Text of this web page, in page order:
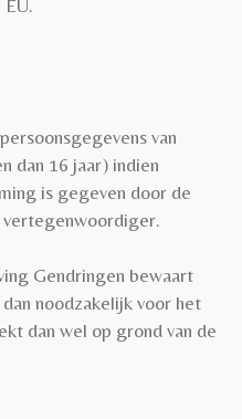
van
dan 16 jaar) indien
is gegeven door de
Gendringen bewaart
noodzakelijk voor het
dan wel op grond van de